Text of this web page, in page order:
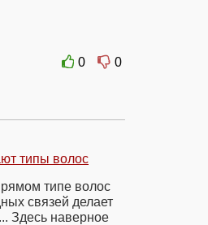
0
0
типы волос
типе волос
связей делает
Здесь наверное